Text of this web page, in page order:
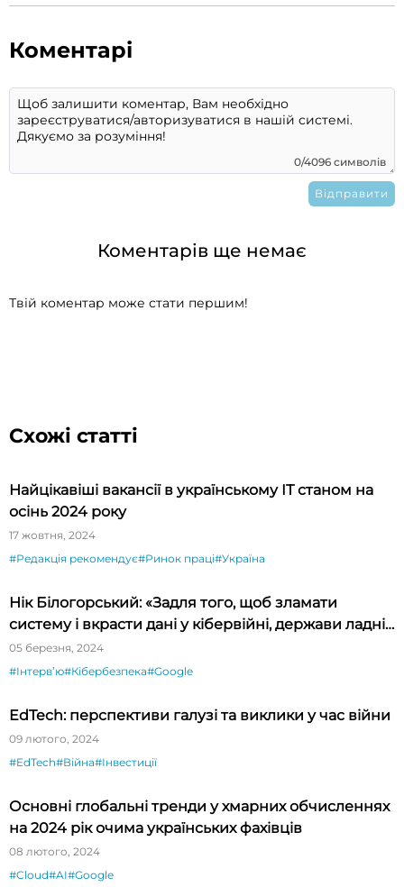
Коментарі
0/4096 символів
Коментарів ще немає
Твій коментар може стати першим!
Схожі статті
Найцікавіші вакансії в українському ІТ станом на
осінь 2024 року
17 жовтня, 2024
#Редакція рекомендує#Ринок праці#Україна
Нік Білогорський: «Задля того, щоб зламати
систему і вкрасти дані у кібервійні, держави ладні
платити за zero-day exploit мільйони доларів»
05 березня, 2024
#Інтервʼю#Кібербезпека#Google
EdTech: перспективи галузі та виклики у час війни
09 лютого, 2024
#EdTech#Війна#Інвестиції
Основні глобальні тренди у хмарних обчисленнях
на 2024 рік очима українських фахівців
08 лютого, 2024
#Cloud#AI#Google